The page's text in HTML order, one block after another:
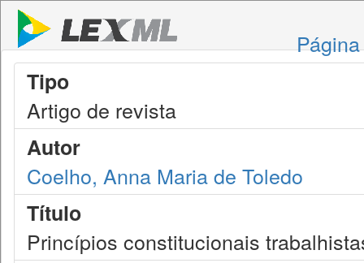
Tipo
Artigo de revista
Autor
Coelho, Anna Maria de Toledo
Título
Princípios constitucionais